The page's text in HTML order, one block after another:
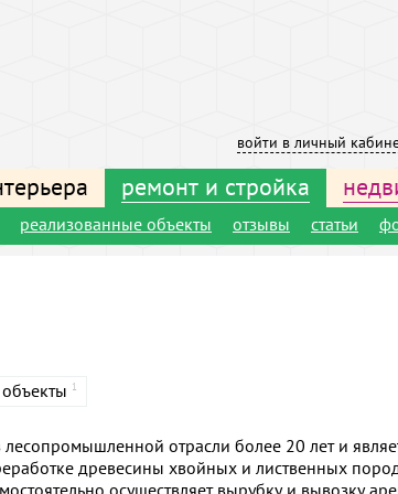
войти в личный
ремонт и стройка
реализованные объекты отзывы статьи
1
лесопромышленной отрасли более 20 лет и
древесины хвойных и лиственных